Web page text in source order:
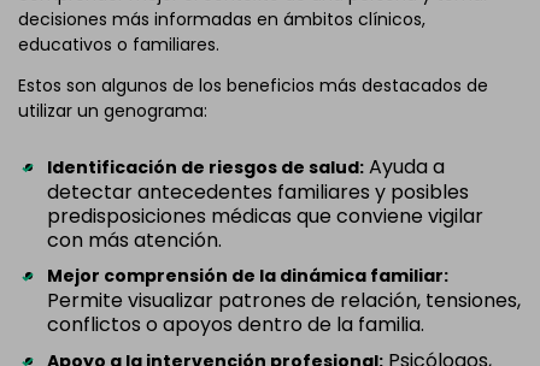
decisiones más informadas en ámbitos clínicos,
educativos o familiares.
Estos son algunos de los beneficios más destacados de
utilizar un genograma:
Identificación de riesgos de salud: Ayuda a
detectar antecedentes familiares y posibles
predisposiciones médicas que conviene vigilar
con más atención.
Mejor comprensión de la dinámica familiar:
Permite visualizar patrones de relación, tensiones,
conflictos o apoyos dentro de la familia.
Apoyo a la intervención profesional: